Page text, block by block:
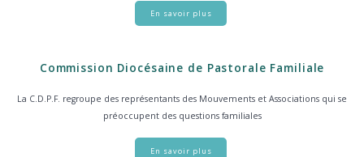
En savoir plus
Commission Diocésaine de Pastorale Familiale
La C.D.P.F. regroupe des représentants des Mouvements et Associations qui se
préoccupent des questions familiales
En savoir plus